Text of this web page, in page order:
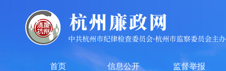
首页 信息公开 监督举报